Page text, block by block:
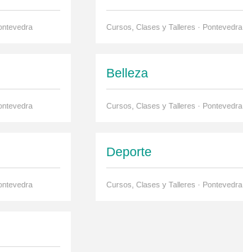
Cursos, Clases y Talleres · Pontevedra
Belleza
Cursos, Clases y Talleres · Pontevedra
Deporte
Cursos, Clases y Talleres · Pontevedra